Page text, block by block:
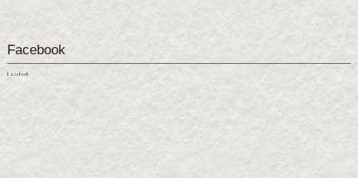
Facebook
Facebook